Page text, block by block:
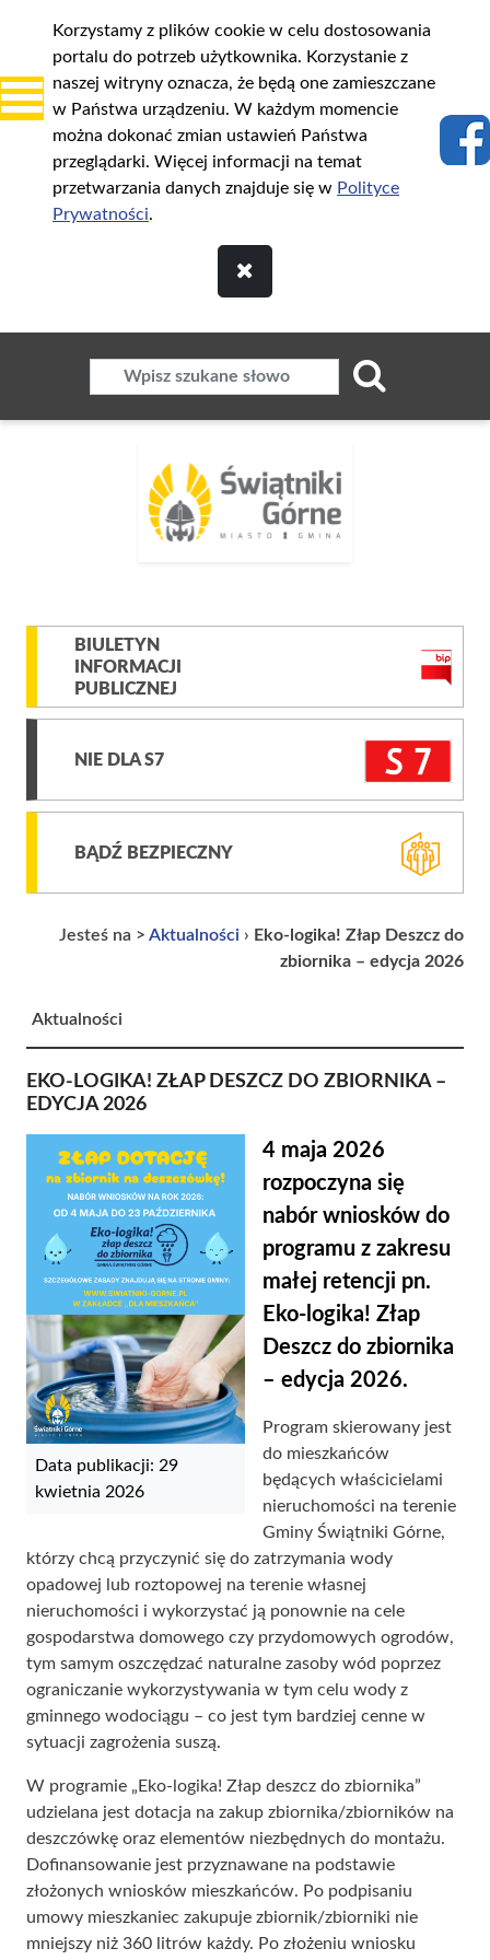
Korzystamy z plików cookie w celu dostosowania
portalu do potrzeb użytkownika. Korzystanie z
naszej witryny oznacza, że będą one zamieszczane
w Państwa urządzeniu. W każdym momencie
można dokonać zmian ustawień Państwa
przeglądarki. Więcej informacji na temat
przetwarzania danych znajduje się w Polityce
Prywatności.
BIULETYN
INFORMACJI
PUBLICZNEJ
NIE DLA S7
BĄDŹ BEZPIECZNY
Jesteś na > Aktualności › Eko-logika! Złap Deszcz do
zbiornika – edycja 2026
Aktualności
EKO-LOGIKA! ZŁAP DESZCZ DO ZBIORNIKA –
EDYCJA 2026
Data publikacji: 29
kwietnia 2026
4 maja 2026
rozpoczyna się
nabór wniosków do
programu z zakresu
małej retencji pn.
Eko-logika! Złap
Deszcz do zbiornika
– edycja 2026.
Program skierowany jest
do mieszkańców
będących właścicielami
nieruchomości na terenie
Gminy Świątniki Górne,
którzy chcą przyczynić się do zatrzymania wody
opadowej lub roztopowej na terenie własnej
nieruchomości i wykorzystać ją ponownie na cele
gospodarstwa domowego czy przydomowych ogrodów,
tym samym oszczędzać naturalne zasoby wód poprzez
ograniczanie wykorzystywania w tym celu wody z
gminnego wodociągu – co jest tym bardziej cenne w
sytuacji zagrożenia suszą.
W programie „Eko-logika! Złap deszcz do zbiornika”
udzielana jest dotacja na zakup zbiornika/zbiorników na
deszczówkę oraz elementów niezbędnych do montażu.
Dofinansowanie jest przyznawane na podstawie
złożonych wniosków mieszkańców. Po podpisaniu
umowy mieszkaniec zakupuje zbiornik/zbiorniki nie
mniejszy niż 360 litrów każdy. Po złożeniu wniosku